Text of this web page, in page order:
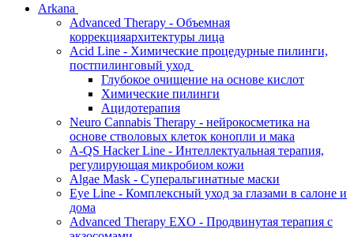
Arkana
Advanced Therapy - Объемная
коррекцияархитектуры лица
Acid Line - Химические процедурные пилинги,
постпилинговый уход
Глубокое очищение на основе кислот
Химические пилинги
Ацидотерапия
Neuro Cannabis Therapy - нейрокосметика на
основе стволовых клеток конопли и мака
A-QS Hacker Line - Интеллектуальная терапия,
регулирующая микробиом кожи
Algae Mask - Суперальгинатные маски
Eye Line - Комплексный уход за глазами в салоне и
дома
Advanced Therapy EXO - Продвинутая терапия с